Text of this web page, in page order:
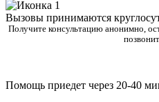
Вызовы принимаются
Получите консультацию анонимно,
Помощь приедет через 20-40